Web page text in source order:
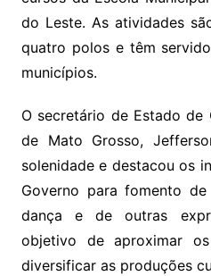
do Leste. As atividades
quatro polos e têm
municípios.
O secretário de Estado de
de Mato Grosso,
solenidade e destacou os
Governo para fomento
dança e de outras
objetivo de aproximar
diversificar as produções